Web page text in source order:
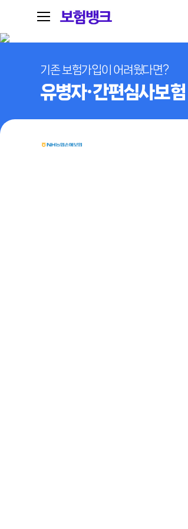
기존 보험가입이 어려웠다면?
유병자·간편심사보험